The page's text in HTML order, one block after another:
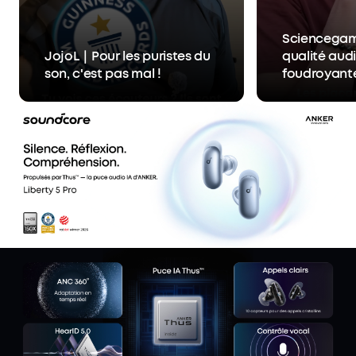
JojoL｜Pour les puristes du
son, c'est pas mal !
qualité